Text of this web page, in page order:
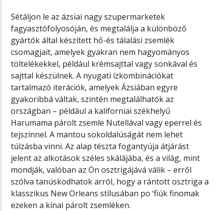
Sétáljon le az ázsiai nagy szupermarketek
fagyasztófolyosóján, és megtalálja a különböző
gyártók által készített hő-és tálalási zsemlék
csomagjait, amelyek gyakran nem hagyományos
töltelékekkel, például krémsajttal vagy sonkával és
sajttal készülnek. A nyugati ízkombinációkat
tartalmazó iterációk, amelyek Ázsiában egyre
gyakoribbá váltak, szintén megtalálhatók az
országban – például a kaliforniai székhelyű
Harumama párolt zsemle Nutellával vagy eperrel és
tejszínnel. A mantou sokoldalúságát nem lehet
túlzásba vinni. Az alap tészta fogantyúja átjárást
jelent az alkotások széles skálájába, és a világ, mint
mondják, valóban az Ön osztrigájává válik – erről
szólva tanúskodhatok arról, hogy a rántott osztriga a
klasszikus New Orleans stílusában po ‘fiúk finomak
ezeken a kínai párolt zsemléken.